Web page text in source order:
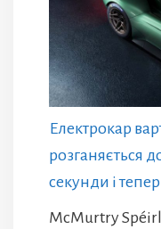
Електрокар
розганяється
секунди і
McMurtry